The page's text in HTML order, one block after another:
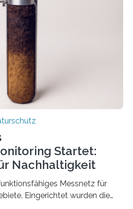
und der
konzipierte und am 24. Oktober
Stadtrundgang „KreisLauf“. Er
Stadtgebiet…
Startet:
Nachhaltigkeit
Messnetz für
Eingerichtet wurden die